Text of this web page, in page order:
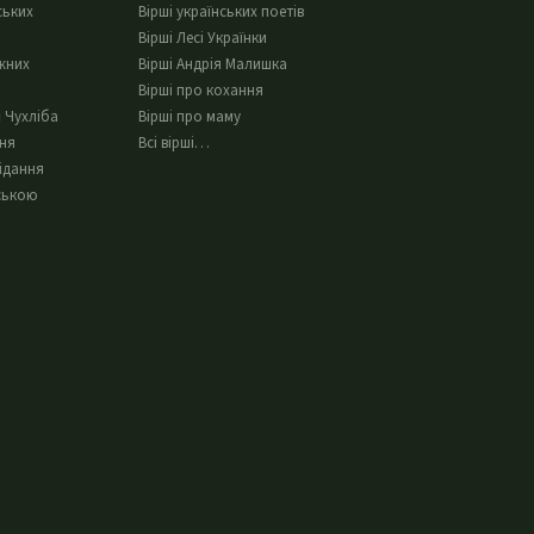
Вірші українських поетів
Вірші Лесі Українки
Вірші Андрія Малишка
Вірші про кохання
Вірші про маму
Всі вірші…